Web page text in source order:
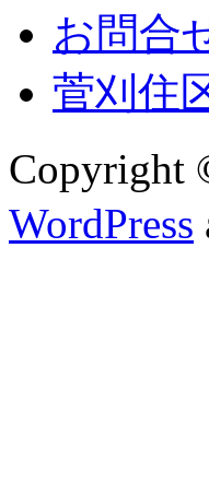
お問合
菅刈住
Copyright
WordPress